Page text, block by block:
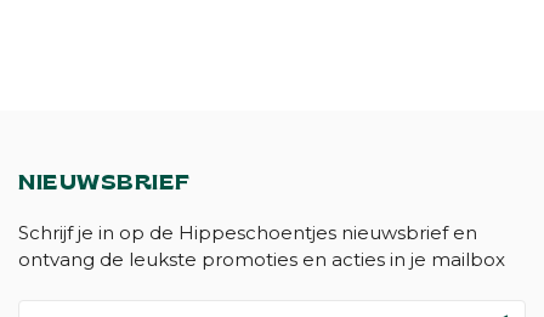
NIEUWSBRIEF
Schrijf je in op de Hippeschoentjes nieuwsbrief en
ontvang de leukste promoties en acties in je mailbox